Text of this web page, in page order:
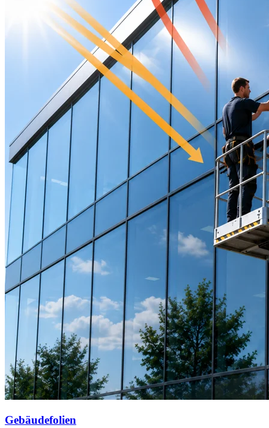
Gebäudefolien